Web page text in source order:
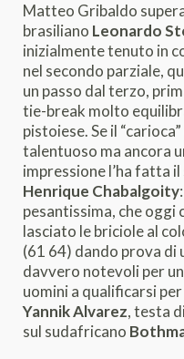
Matteo Gribaldo
brasiliano Leonardo
inizialmente tenuto in
nel secondo parziale,
un passo dal terzo,
tie-break molto
pistoiese. Se il
talentuoso ma ancora
impressione l’ha fatta
Henrique Chabalgoity
pesantissima, che oggi
lasciato le briciole al
(61 64) dando prova di
davvero notevoli per
uomini a qualificarsi
Yannik Alvarez, testa
sul sudafricano